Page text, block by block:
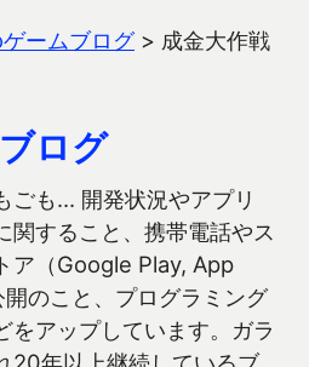
ームブログ> 成金大作戦
ログ
ごも… 開発状況やアプリ
関すること、携帯電話やス
ア（Google Play, App
のこと、プログラミング
をアップしています。ガラ